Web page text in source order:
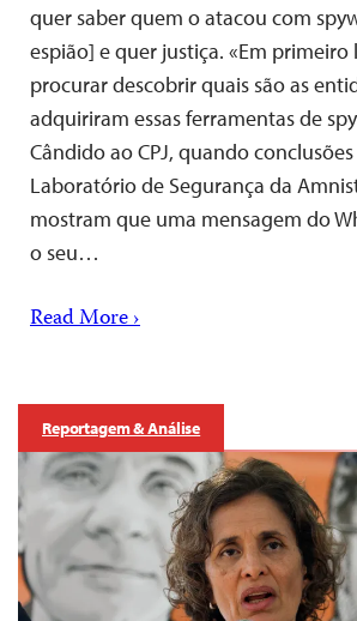
quer saber quem o atacou com
espião] e quer justiça. «Em primeiro
procurar descobrir quais são as
adquiriram essas ferramentas de
Cândido ao CPJ, quando
Laboratório de Segurança da
mostram que uma mensagem do
o seu…
Read More ›
Reportagem & Análise